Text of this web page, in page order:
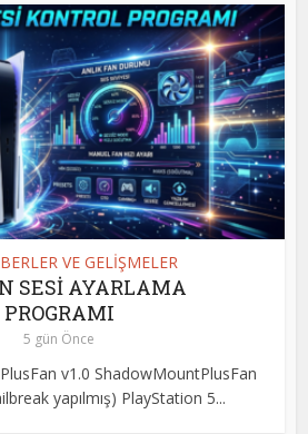
VE GELİŞMELER
SESİ AYARLAMA
PROGRAMI
5 gün Önce
v1.0 ShadowMountPlusFan
yapılmış) PlayStation 5...